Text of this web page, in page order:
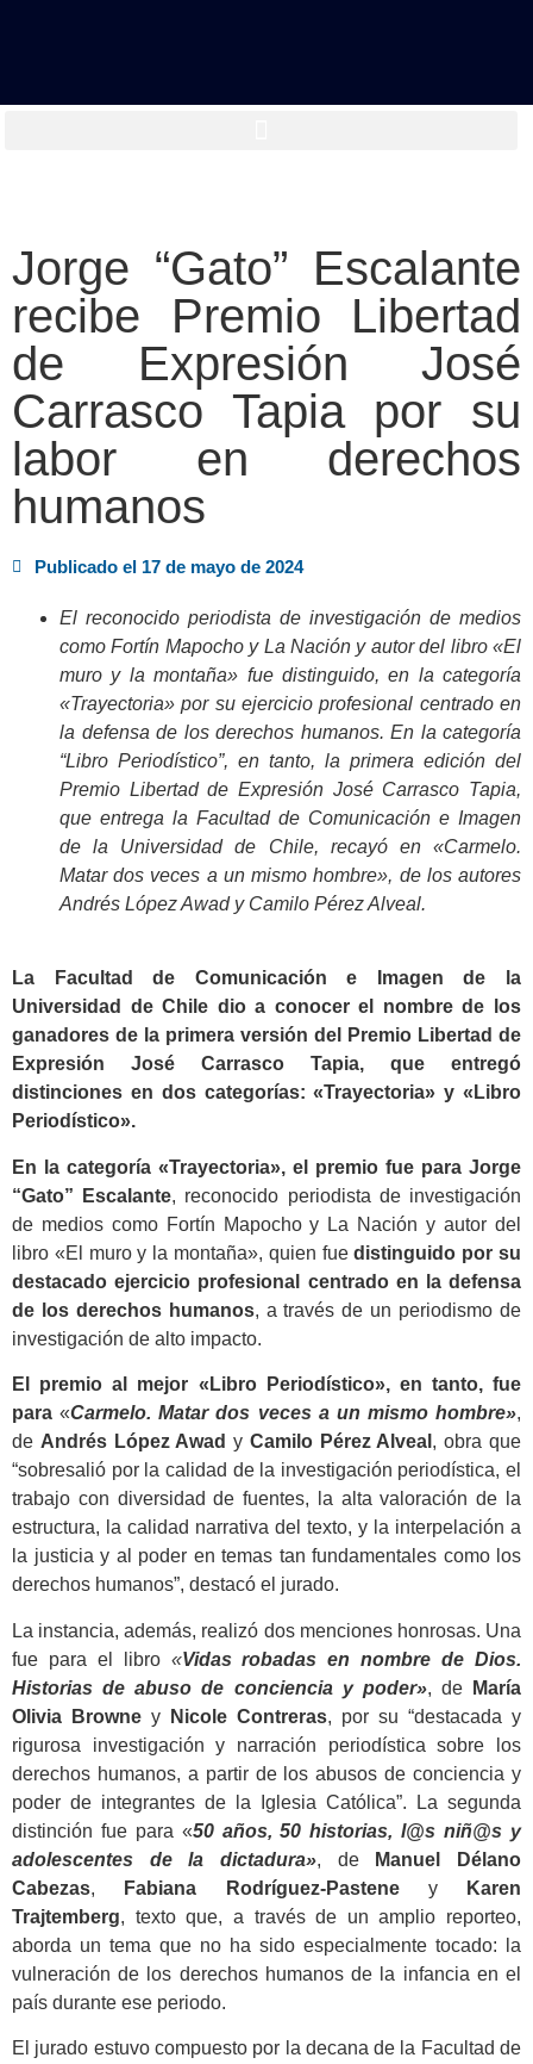
Jorge “Gato” Escalante
recibe Premio Libertad
de Expresión José
Carrasco Tapia por su
labor en derechos
humanos
Publicado el 17 de mayo de 2024
El reconocido periodista de investigación de medios
como Fortín Mapocho y La Nación y autor del libro «El
muro y la montaña» fue distinguido, en la categoría
«Trayectoria» por su ejercicio profesional centrado en
la defensa de los derechos humanos. En la categoría
“Libro Periodístico”, en tanto, la primera edición del
Premio Libertad de Expresión José Carrasco Tapia,
que entrega la Facultad de Comunicación e Imagen
de la Universidad de Chile, recayó en «Carmelo.
Matar dos veces a un mismo hombre», de los autores
Andrés López Awad y Camilo Pérez Alveal.
La Facultad de Comunicación e Imagen de la
Universidad de Chile dio a conocer el nombre de los
ganadores de la primera versión del Premio Libertad de
Expresión José Carrasco Tapia, que entregó
distinciones en dos categorías: «Trayectoria» y «Libro
Periodístico».
En la categoría «Trayectoria», el premio fue para Jorge
“Gato” Escalante, reconocido periodista de investigación
de medios como Fortín Mapocho y La Nación y autor del
libro «El muro y la montaña», quien fuedistinguido por su
destacado ejercicio profesional centrado en la defensa
de los derechos humanos, a través de un periodismo de
investigación de alto impacto.
El premio al mejor «Libro Periodístico», en tanto, fue
para «Carmelo. Matar dos veces a un mismo hombre»,
de Andrés López Awady Camilo Pérez Alveal , obra que
“sobresalió por la calidad de la investigación periodística, el
trabajo con diversidad de fuentes, la alta valoración de la
estructura, la calidad narrativa del texto, y la interpelación a
la justicia y al poder en temas tan fundamentales como los
derechos humanos”, destacó el jurado.
La instancia, además, realizó dos menciones honrosas. Una
fue para el libro«Vidas robadas en nombre de Dios.
Historias de abuso de conciencia y poder», de
María
Olivia Browne y Nicole Contreras, por su “destacada y
rigurosa investigación y narración periodística sobre los
derechos humanos, a partir de los abusos de conciencia y
poder de integrantes de la Iglesia Católica”. La segunda
distinción fue para «50 años, 50 historias, l@s niñ@s y
adolescentes de la dictadura», de
Manuel Délano
Cabezas, Fabiana Rodríguez-Pasteney
Karen
Trajtemberg, texto que, a través de un amplio reporteo,
aborda un tema que no ha sido especialmente tocado: la
vulneración de los derechos humanos de la infancia en el
país durante ese periodo.
El jurado estuvo compuesto por la decana de la Facultad de